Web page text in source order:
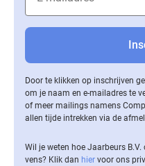
Door te klikken op inschrijven
om je naam en e-mailadres te
of meer mailings namens
allen tijde intrekken via de
Wil je weten hoe Jaarbeurs
vens? Klik dan hier voor ons